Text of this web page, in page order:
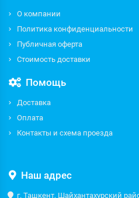
О компании
Политика конфиденциальности
Публичная оферта
Стоимость доставки
Помощь
Доставка
Оплата
Контакты и схема проезда
Наш адрес
г. Ташкент, Шайхантахурский